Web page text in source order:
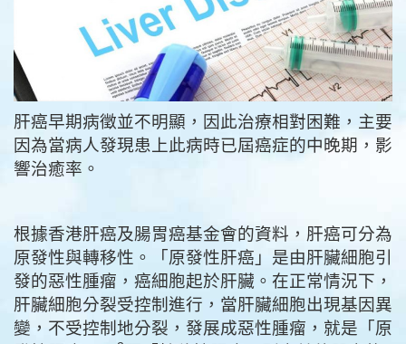
肝癌早期病徵並不明顯，因此治療相對困難，主要
因為當病人發現患上此病時已屆癌症的中晚期，影
響治癒率。
原發性與轉移性。「原發性肝癌」是由肝臟細胞引
發的惡性腫瘤，癌細胞起於肝臟。在正常情況下，
肝臟細胞分裂受控制進行，當肝臟細胞出現基因異
變，不受控制地分裂，發展成惡性腫瘤，就是「原
發性肝癌」。2而「轉移性肝癌」則由其他器官的